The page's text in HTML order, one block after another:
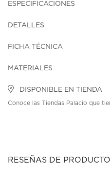
ESPECIFICACIONES
DETALLES
FICHA TÉCNICA
MATERIALES
DISPONIBLE EN TIENDA
Conoce las Tiendas Palacio que
RESEÑAS DE PRODUCTO